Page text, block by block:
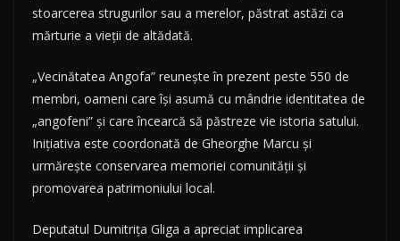
stoarcerea strugurilor sau a merelor, păstrat astăzi ca
mărturie a vieții de altădată.
„Vecinătatea Angofa” reunește în prezent peste 550 de
membri, oameni care își asumă cu mândrie identitatea de
„angofeni” și care încearcă să păstreze vie istoria satului.
Inițiativa este coordonată de Gheorghe Marcu și
urmărește conservarea memoriei comunității și
promovarea patrimoniului local.
Deputatul Dumitrița Gliga a apreciat implicarea